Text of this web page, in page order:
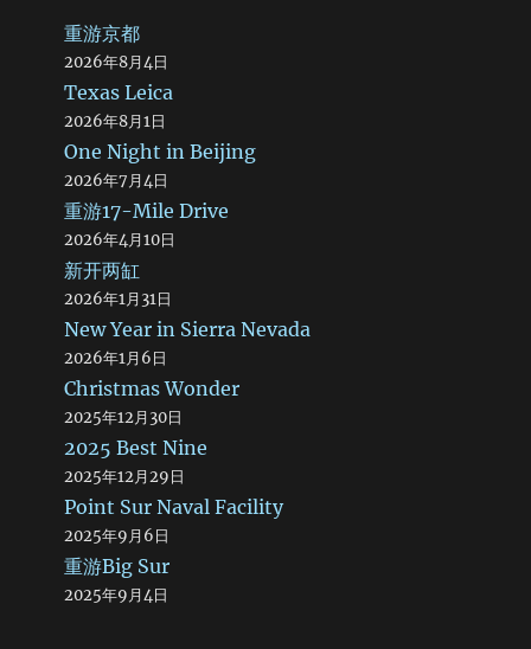
重游京都
2026年8月4日
Texas Leica
2026年8月1日
One Night in Beijing
2026年7月4日
重游17-Mile Drive
2026年4月10日
新开两缸
2026年1月31日
New Year in Sierra Nevada
2026年1月6日
Christmas Wonder
2025年12月30日
2025 Best Nine
2025年12月29日
Point Sur Naval Facility
2025年9月6日
重游Big Sur
2025年9月4日